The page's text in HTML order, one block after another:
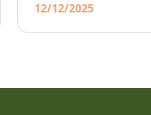
plus de particuliers, à
12/12/2025